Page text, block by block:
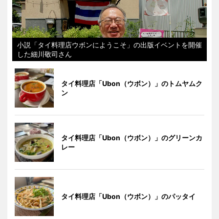
小説「タイ料理店ウボンにようこそ」の出版イベントを開催
した細川敬司さん
タイ料理店「Ubon（ウボン）」のトムヤムク
ン
タイ料理店「Ubon（ウボン）」のグリーンカ
レー
タイ料理店「Ubon（ウボン）」のパッタイ